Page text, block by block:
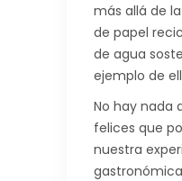
más allá de
de papel
de agua
ejemplo de
No hay nada
felices que
nuestra